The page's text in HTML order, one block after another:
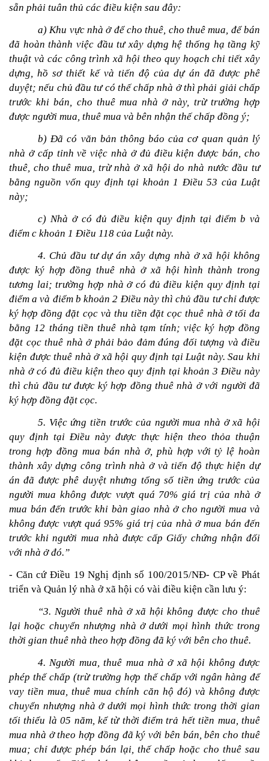
sẵn phải tuân thủ các điều kiện sau đây:
a) Khu vực nhà ở để cho thuê, cho thuê mua, để bán
đã hoàn thành việc đầu tư xây dựng hệ thống hạ tầng kỹ
thuật và các công trình xã hội theo quy hoạch chi tiết xây
dựng, hồ sơ thiết kế và tiến độ của dự án đã được phê
duyệt; nếu chủ đầu tư có thế chấp nhà ở thì phải giải chấp
trước khi bán, cho thuê mua nhà ở này, trừ trường hợp
được người mua, thuê mua và bên nhận thế chấp đồng ý;
b) Đã có văn bản thông báo của cơ quan quản lý
nhà ở cấp tỉnh về việc nhà ở đủ điều kiện được bán, cho
thuê, cho thuê mua, trừ nhà ở xã hội do nhà nước đầu tư
bằng nguồn vốn quy định tại khoản 1 Điều 53 của Luật
này;
c) Nhà ở có đủ điều kiện quy định tại điểm b và
điểm c khoản 1 Điều 118 của Luật này.
4. Chủ đầu tư dự án xây dựng nhà ở xã hội không
được ký hợp đồng thuê nhà ở xã hội hình thành trong
tương lai; trường hợp nhà ở có đủ điều kiện quy định tại
điểm a và điểm b khoản 2 Điều này thì chủ đầu tư chỉ được
ký hợp đồng đặt cọc và thu tiền đặt cọc thuê nhà ở tối đa
bằng 12 tháng tiền thuê nhà tạm tính; việc ký hợp đồng
đặt cọc thuê nhà ở phải bảo đảm đúng đối tượng và điều
kiện được thuê nhà ở xã hội quy định tại Luật này. Sau khi
nhà ở có đủ điều kiện theo quy định tại khoản 3 Điều này
thì chủ đầu tư được ký hợp đồng thuê nhà ở với người đã
ký hợp đồng đặt cọc.
5. Việc ứng tiền trước của người mua nhà ở xã hội
quy định tại Điều này được thực hiện theo thỏa thuận
trong hợp đồng mua bán nhà ở, phù hợp với tỷ lệ hoàn
thành xây dựng công trình nhà ở và tiến độ thực hiện dự
án đã được phê duyệt nhưng tổng số tiền ứng trước của
người mua không được vượt quá 70% giá trị của nhà ở
mua bán đến trước khi bàn giao nhà ở cho người mua và
không được vượt quá 95% giá trị của nhà ở mua bán đến
trước khi người mua nhà được cấp Giấy chứng nhận đối
với nhà ở đó.”
- Căn cứ Điều 19 Nghị định số 100/2015/NĐ- CP về Phát
triển và Quản lý nhà ở xã hội có vài điều kiện cần lưu ý:
“3. Người thuê nhà ở xã hội không được cho thuê
lại hoặc chuyển nhượng nhà ở dưới mọi hình thức trong
thời gian thuê nhà theo hợp đồng đã ký với bên cho thuê.
4. Người mua, thuê mua nhà ở xã hội không được
phép thế chấp (trừ trường hợp thế chấp với ngân hàng để
vay tiền mua, thuê mua chính căn hộ đó) và không được
chuyển nhượng nhà ở dưới mọi hình thức trong thời gian
tối thiểu là 05 năm, kể từ thời điểm trả hết tiền mua, thuê
mua nhà ở theo hợp đồng đã ký với bên bán, bên cho thuê
mua; chỉ được phép bán lại, thế chấp hoặc cho thuê sau